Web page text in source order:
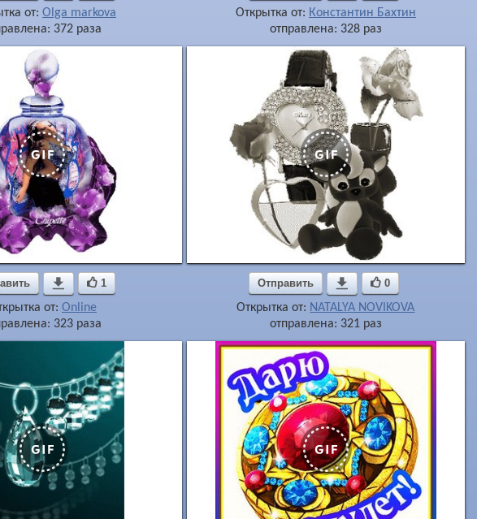
от: Olga markova
372 раза
Открытка от: Константин Бахтин
отправлена: 328 раз
 1
от: Online
323 раза
Отправить  0
Открытка от: NATALYA NOVIKOVA
отправлена: 321 раз